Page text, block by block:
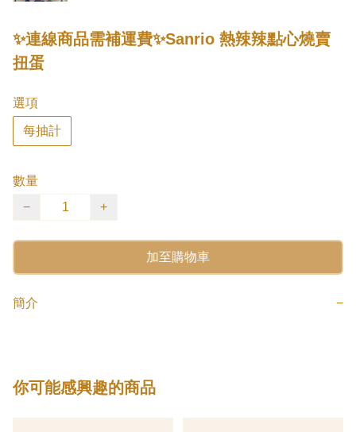
✨連線商品需補運費✨Sanrio 熱辣辣點心燒賣
扭蛋
選項
每抽計
數量
−
+
加至購物車
簡介 −
你可能感興趣的商品